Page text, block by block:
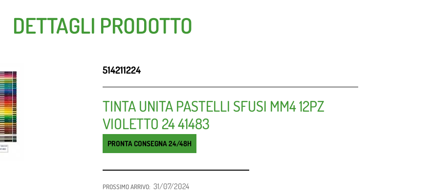
DETTAGLI PRODOTTO
514211224
TINTA UNITA PASTELLI SFUSI MM4 12PZ
VIOLETTO 24 41483
PRONTA CONSEGNA 24/48H
PROSSIMO ARRIVO: 31/07/2024